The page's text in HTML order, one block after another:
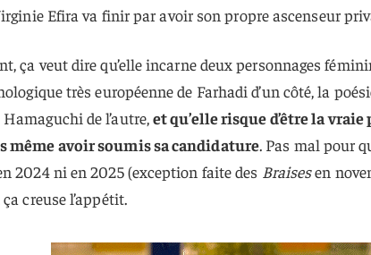
Efira va finir par avoir son propre ascenseur
ça veut dire qu’elle incarne deux personnages
très européenne de Farhadi d’un côté, la
de l’autre,et qu’elle risque d’être la
même avoir soumis sa candidature. Pas mal pour
2024 ni en 2025 (exception faite des Braisesen
creuse l’appétit.